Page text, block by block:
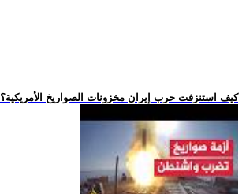
.. كيف استنزفت حرب إيران مخزونات الصواريخ الأمريكية؟